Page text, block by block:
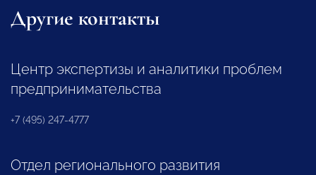
Другие контакты
Центр экспертизы и аналитики проблем
предпринимательства
+7 (495) 247-4777
Отдел регионального развития